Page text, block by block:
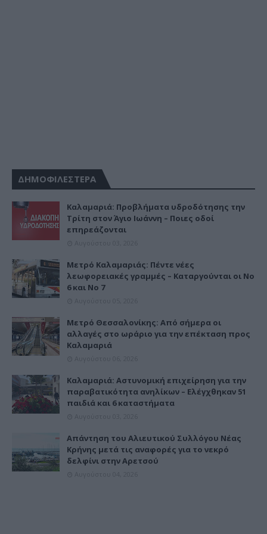
ΔΗΜΟΦΙΛΕΣΤΕΡΑ
Καλαμαριά: Προβλήματα υδροδότησης την
Τρίτη στον Άγιο Ιωάννη – Ποιες οδοί
επηρεάζονται
Μετρό Καλαμαριάς: Πέντε νέες
λεωφορειακές γραμμές – Καταργούνται οι Νο
6 και Νο 7
Μετρό Θεσσαλονίκης: Από σήμερα οι
αλλαγές στο ωράριο για την επέκταση προς
Καλαμαριά
Καλαμαριά: Αστυνομική επιχείρηση για την
παραβατικότητα ανηλίκων – Ελέγχθηκαν 51
παιδιά και 6 καταστήματα
Απάντηση του Αλιευτικού Συλλόγου Νέας
Κρήνης μετά τις αναφορές για το νεκρό
δελφίνι στην Αρετσού